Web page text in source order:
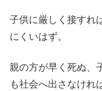
子供に厳しく接すれ
にくいはず。
親の方が早く死ぬ、
も社会へ出さなけれ